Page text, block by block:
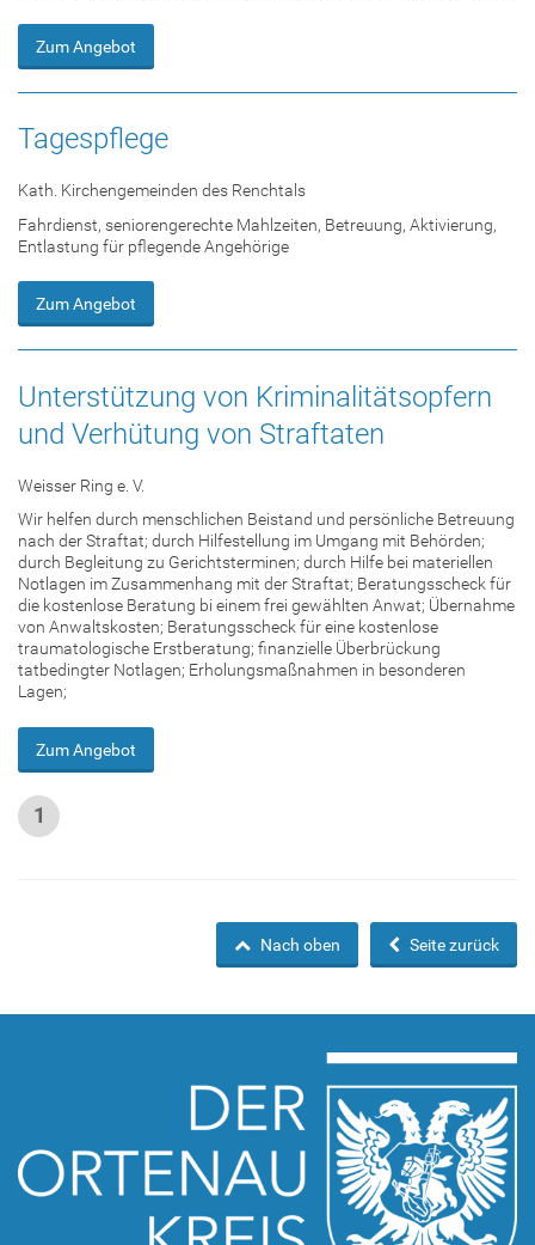
Zum Angebot
Tagespflege
Kath. Kirchengemeinden des Renchtals
Fahrdienst, seniorengerechte Mahlzeiten, Betreuung, Aktivierung,
Entlastung für pflegende Angehörige
Zum Angebot
Unterstützung von Kriminalitätsopfern
und Verhütung von Straftaten
Weisser Ring e. V.
Wir helfen durch menschlichen Beistand und persönliche Betreuung
nach der Straftat; durch Hilfestellung im Umgang mit Behörden;
durch Begleitung zu Gerichtsterminen; durch Hilfe bei materiellen
Notlagen im Zusammenhang mit der Straftat; Beratungsscheck für
die kostenlose Beratung bi einem frei gewählten Anwat; Übernahme
von Anwaltskosten; Beratungsscheck für eine kostenlose
traumatologische Erstberatung; finanzielle Überbrückung
tatbedingter Notlagen; Erholungsmaßnahmen in besonderen
Lagen;
Zum Angebot
1
Seite zurück
Nach oben